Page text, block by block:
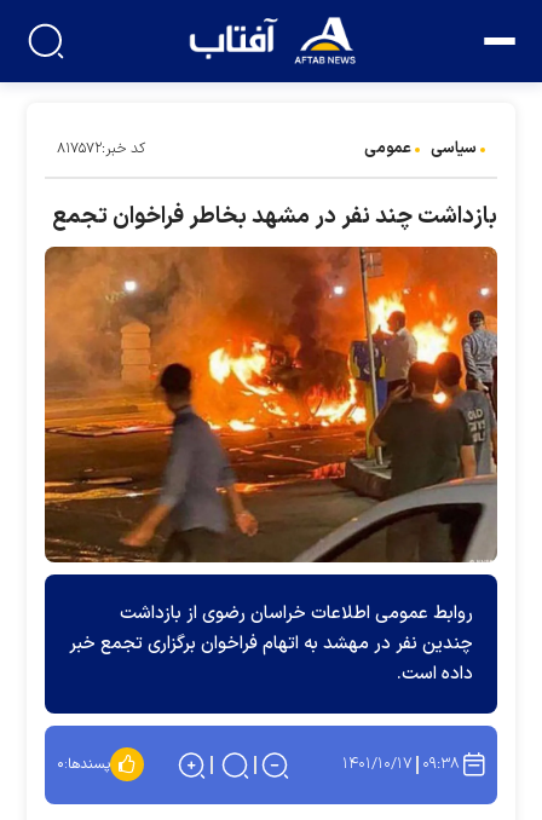
سیاسی عمومی کد خبر:۸۱۷۵۷۲
بازداشت چند نفر در مشهد بخاطر فراخوان تجمع
روابط عمومی اطلاعات خراسان رضوی از بازداشت
چندین نفر در مهشد به اتهام فراخوان برگزاری تجمع خبر
داده است.
۰۹:۳۸ ۱۴۰۱/۱۰/۱۷ پسندها:۰